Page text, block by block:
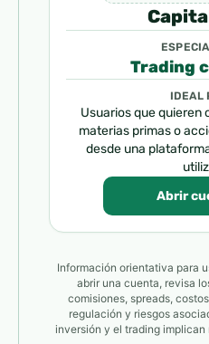
Trading
IDEAL
Usuarios que quieren
materias primas o
desde una
Abrir
Información orientativa para
abrir una cuenta, revisa
comisiones, spreads,
regulación y riesgos
inversión y el trading